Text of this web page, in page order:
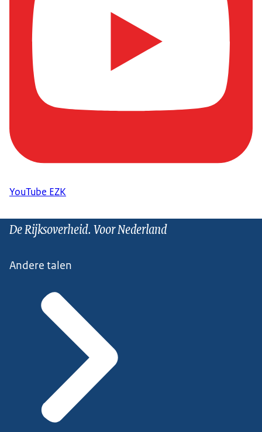
YouTube EZK
De Rijksoverheid. Voor Nederland
Andere talen